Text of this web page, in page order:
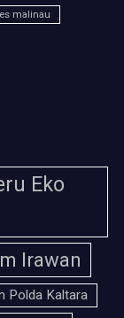
malinau
Eko
Irawan
Polda Kaltara